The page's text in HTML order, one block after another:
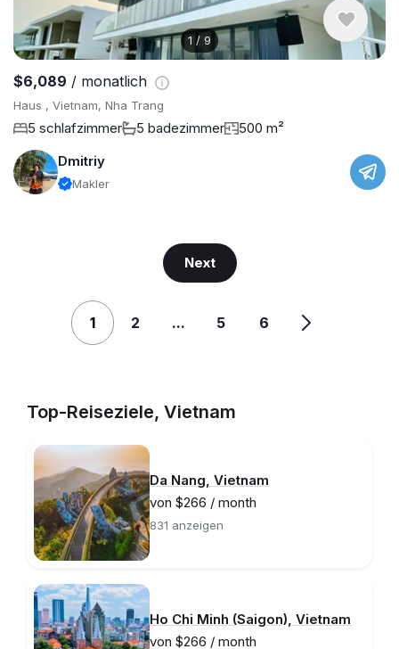
1 / 9
$6,089 / monatlich
Haus , Vietnam, Nha Trang
5 schlafzimmer 5 badezimmer
500 m²
Dmitriy
Makler
Next
1 2 ... 5 6
Top-Reiseziele, Vietnam
Da Nang, Vietnam
von $266 / month
831 anzeigen
Ho Chi Minh (Saigon), Vietnam
von $266 / month